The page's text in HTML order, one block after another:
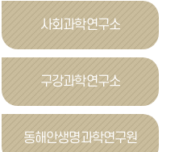
사회과학연구소
구강과학연구소
동해안생명과학연구원